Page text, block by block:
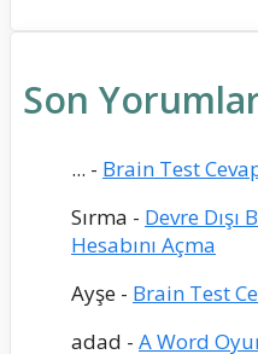
Son
... - Brain Test
Sırma - Devre Dışı
Hesabını Açma
Ayşe - Brain Test
adad - A Word